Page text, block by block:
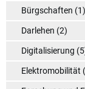
Bürgschaften (1)
Darlehen (2)
Digitalisierung
Elektromobilität